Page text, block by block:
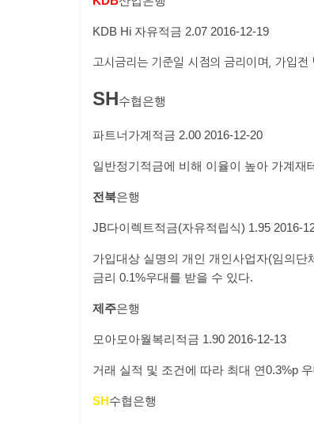
KDB Hi 자유적금 2.07 2016-12-19
고시금리는 기준일 시점의 금리이며, 가입전
SH수협은행
파트너가계적금 2.00 2016-12-20
일반정기적금에 비해 이율이 높아 가계재
전북은행
JB다이렉트적금(자유적립식) 1.95 2016-
가입대상 실명의 개인 개인사업자(임의단
금리 0.1%우대를 받을 수 있다.
제주은행
모아모아월복리적금 1.90 2016-12-13
거래 실적 및 조건에 따라 최대 연0.3%p
SH수협은행